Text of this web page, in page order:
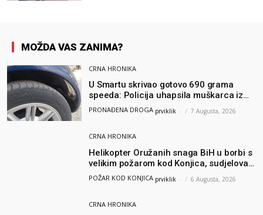
MOŽDA VAS ZANIMA?
CRNA HRONIKA
U Smartu skrivao gotovo 690 grama
speeda: Policija uhapsila muškarca iz
Hercegovine
PRONAĐENA DROGA prviklik - 7 Augusta, 2026
CRNA HRONIKA
Helikopter Oružanih snaga BiH u borbi s
velikim požarom kod Konjica, sudjelovao
i Air Tractor
POŽAR KOD KONJICA prviklik - 6 Augusta, 2026
CRNA HRONIKA